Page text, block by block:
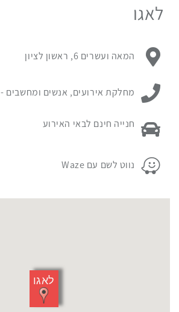
לאגו
המאה ועשרים 6, ראשון לציון
מחלקת אירועים, אנשים ומחשבים -
פרטי החניה במקום האירוע:
חנייה חינם לבאי האירוע
נווט לשם עם Waze
האירוע.
כדי
מעל
לאגו